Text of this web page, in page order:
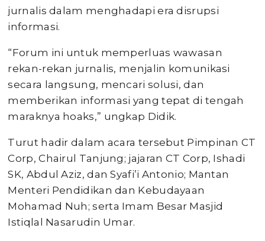
jurnalis dalam menghadapi era disrupsi
informasi.
“Forum ini untuk memperluas wawasan
rekan-rekan jurnalis, menjalin komunikasi
secara langsung, mencari solusi, dan
memberikan informasi yang tepat di tengah
maraknya hoaks,” ungkap Didik.
Turut hadir dalam acara tersebut Pimpinan CT
Corp, Chairul Tanjung; jajaran CT Corp, Ishadi
SK, Abdul Aziz, dan Syafi’i Antonio; Mantan
Menteri Pendidikan dan Kebudayaan
Mohamad Nuh; serta Imam Besar Masjid
Istiqlal Nasarudin Umar.